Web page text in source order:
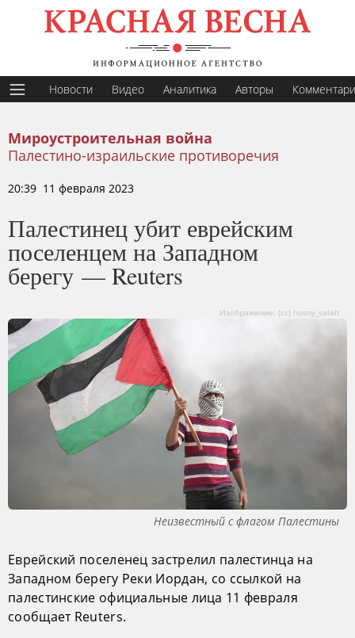
Новости Видео Аналитика Авторы
Мироустроительная война
Палестино-израильские противоречия
20:39 11 февраля 2023
Палестинец убит еврейским
поселенцем на Западном
берегу — Reuters
Изображение: (сс) hosny_salah
Неизвестный с флагом Палестины
Еврейский поселенец застрелил палестинца на
Западном берегу Реки Иордан, со ссылкой на
палестинские официальные лица 11 февраля
сообщает Reuters.